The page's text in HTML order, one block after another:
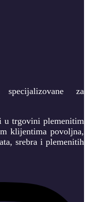
u trgovini plemenitim
klijentima povoljna,
srebra i plemenitih